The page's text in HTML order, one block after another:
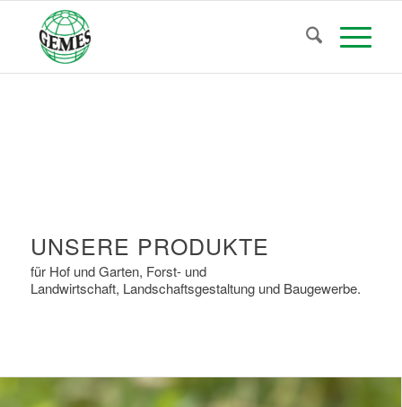
UNSERE PRODUKTE
für Hof und Garten, Forst- und
Landwirtschaft, Landschaftsgestaltung und Baugewerbe.